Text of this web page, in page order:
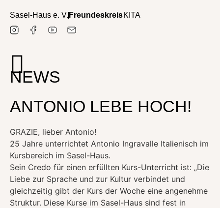
Sasel-Haus e. V. FreundeskreisKITA
NEWS
ANTONIO LEBE HOCH!
GRAZIE, lieber Antonio!
25 Jahre unterrichtet Antonio Ingravalle Italienisch im
Kursbereich im Sasel-Haus.
Sein Credo für einen erfüllten Kurs-Unterricht ist: „Die
Liebe zur Sprache und zur Kultur verbindet und
gleichzeitig gibt der Kurs der Woche eine angenehme
Struktur. Diese Kurse im Sasel-Haus sind fest in